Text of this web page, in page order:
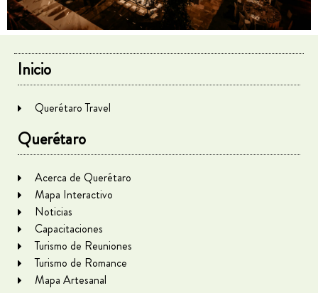
Inicio
Querétaro Travel
Querétaro
Acerca de Querétaro
Mapa Interactivo
Noticias
Capacitaciones
Turismo de Reuniones
Turismo de Romance
Mapa Artesanal